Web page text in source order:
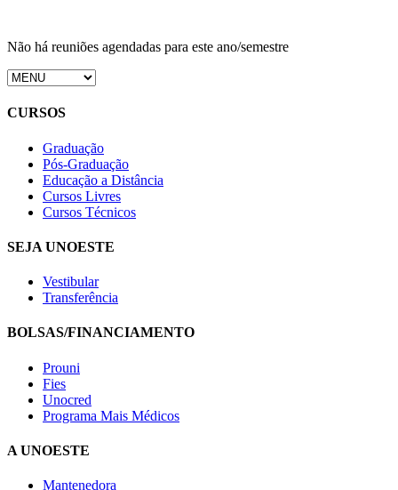
Não há reuniões agendadas para este ano/semestre
CURSOS
Graduação
Pós-Graduação
Educação a Distância
Cursos Livres
Cursos Técnicos
SEJA UNOESTE
Vestibular
Transferência
BOLSAS/FINANCIAMENTO
Prouni
Fies
Unocred
Programa Mais Médicos
A UNOESTE
Mantenedora